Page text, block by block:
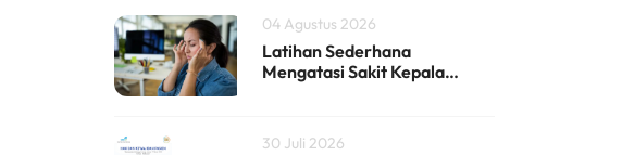
04 Agustus 2026
Latihan Sederhana
Mengatasi Sakit Kepala
30 Juli 2026